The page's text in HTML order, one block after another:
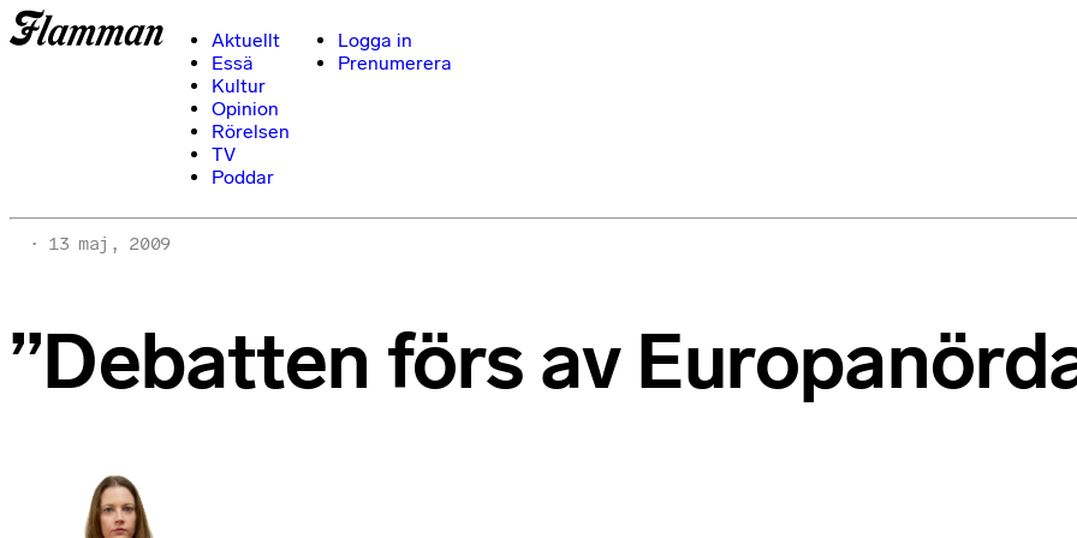
Aktuellt
Essä
Kultur
Opinion
Rörelsen
TV
Poddar
Logga in
Prenumerera
13 maj, 2009
”Debatten förs av